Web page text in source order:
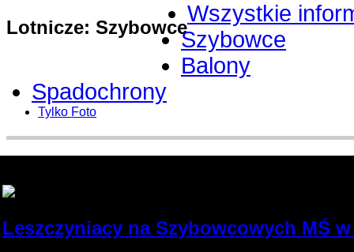
Lotnicze: Szybowce
Wszystkie
Szybowce
Balony
Spadochrony
Tylko Foto
Leszczyniacy na Szybowcowych MŚ